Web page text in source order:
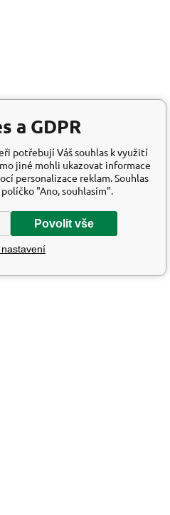
a GDPR
potřebují Váš souhlas k využití
jiné mohli ukazovat informace
personalizace reklam. Souhlas
"Ano, souhlasím".
Povolit vše